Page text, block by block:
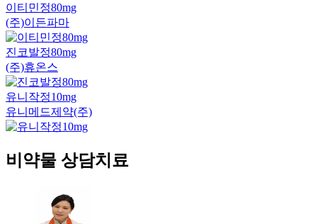
이티민정80mg
(주)이든파마
진코발정80mg
(주)휴온스
유니작정10mg
유니메드제약(주)
비약물 상담치료